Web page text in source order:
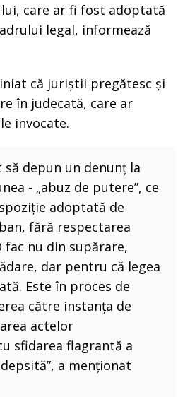
care ar fi fost adoptată
legal, informează
că juriștii pregătesc și
în judecată, care ar
invocate.
să depun un denunț la
- „abuz de putere”, ce
adoptată de
fără respectarea
fac nu din supărare,
dar pentru că legea
Este în proces de
către instanța de
actelor
sfidarea flagrantă a
a menționat